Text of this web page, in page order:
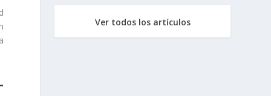
Ver todos los artículos